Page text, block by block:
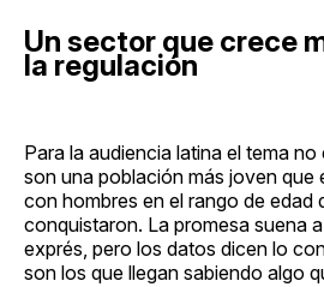
Un sector que crece
la regulación
Para la audiencia latina el tema
son una población más joven que
con hombres en el rango de edad
conquistaron. La promesa suena
exprés, pero los datos dicen lo
son los que llegan sabiendo algo